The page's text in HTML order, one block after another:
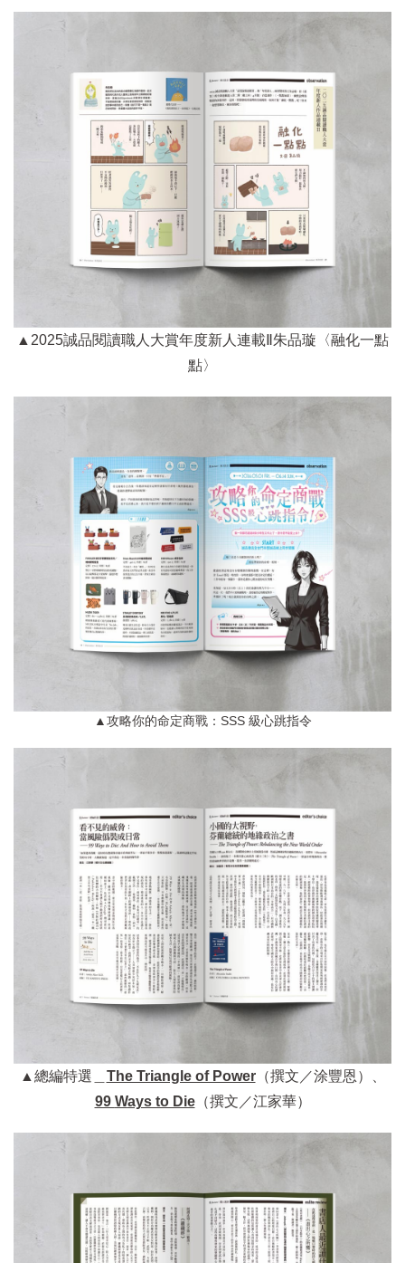
▲2025誠品閱讀職人大賞年度新人連載Ⅱ朱品璇〈融化一點
點〉
▲攻略你的命定商戰：SSS 級心跳指令
▲總編特選＿ The Triangle of Power（撰文／涂豐恩）、
99 Ways to Die（撰文／江家華）​